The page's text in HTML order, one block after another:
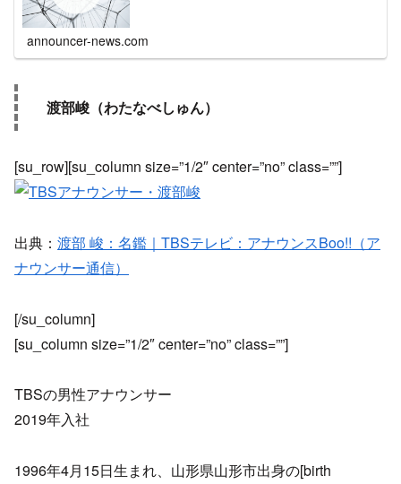
announcer-news.com
渡部峻（わたなべしゅん）
[su_row][su_column size=”1/2″ center=”no” class=””]
出典： 渡部 峻：名鑑｜TBSテレビ：アナウンスBoo!!（ア
ナウンサー通信）
[/su_column]
[su_column size=”1/2″ center=”no” class=””]
TBSの男性アナウンサー
2019年入社
1996年4月15日生まれ、山形県山形市出身の[birth